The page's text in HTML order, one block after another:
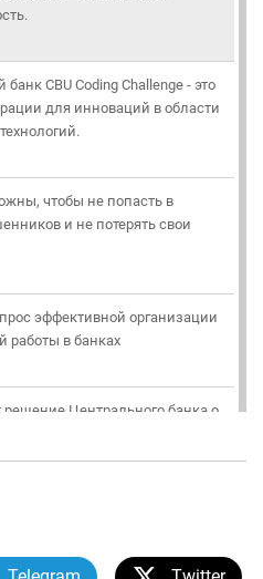
CBU Coding Challenge - это
для инноваций в области
чтобы не попасть в
и не потерять свои
эффективной организации
работы в банках
решение Центрального банка о